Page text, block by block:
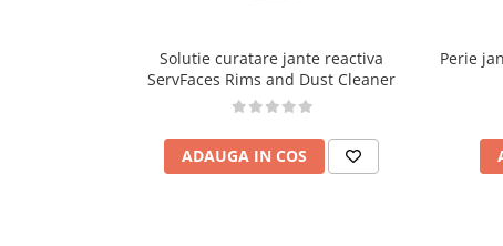
Solutie curatare jante reactiva
ServFaces Rims and Dust Cleaner
ADAUGA IN COS
Perie